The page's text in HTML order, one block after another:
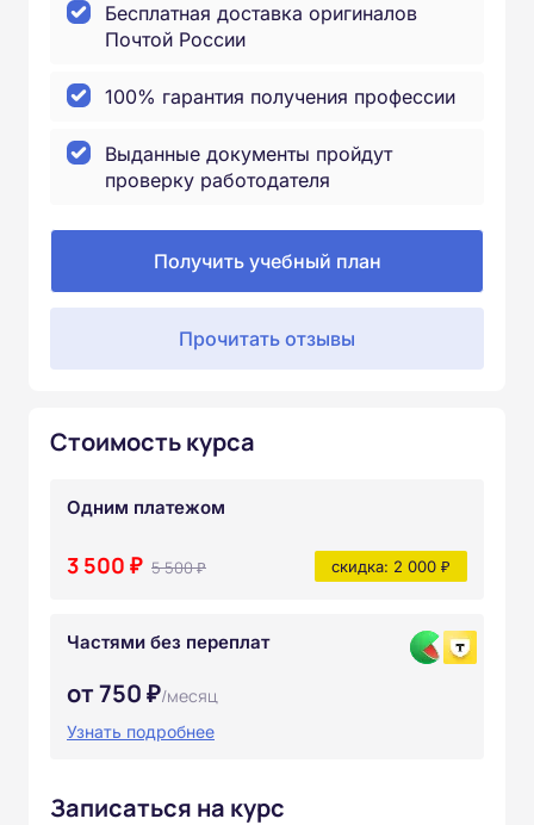
Бесплатная доставка оригиналов
Почтой России
100% гарантия получения профессии
Выданные документы пройдут
проверку работодателя
Получить учебный план
Прочитать отзывы
Стоимость курса
Одним платежом
3 500 ₽ 5 500 ₽ скидка: 2 000 ₽
Частями без переплат
от 750 ₽/месяц
Узнать подробнее
Записаться на курс